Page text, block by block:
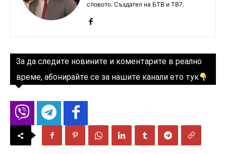
словото. Създател на БТВ и ТВ7.
За да следите новините и коментарите в реално
време, абонирайте се за нашите канали ето тук